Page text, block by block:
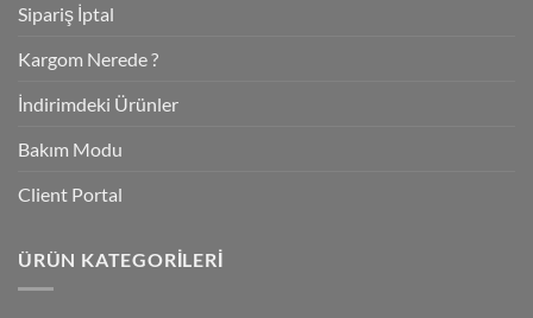
Sipariş İptal
Kargom Nerede ?
İndirimdeki Ürünler
Bakım Modu
Client Portal
ÜRÜN KATEGORILERI